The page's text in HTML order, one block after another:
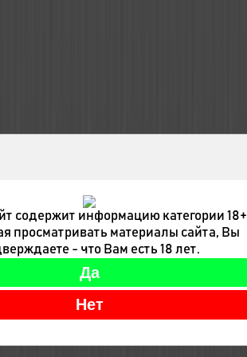
содержит информацию категории 18+
просматривать материалы сайта, Вы
- что Вам есть 18 лет.